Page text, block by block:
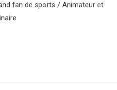
fan de sports / Animateur et